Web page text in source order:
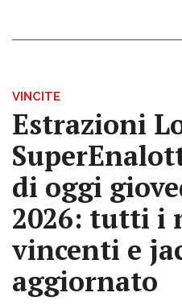
VINCITE
Estrazioni
di oggi
2026: tutti i
vincenti e
aggiornato